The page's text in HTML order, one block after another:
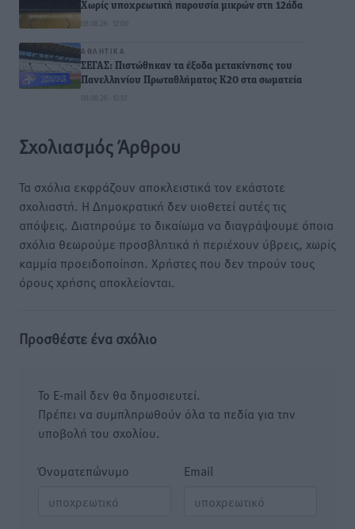
Χωρίς υποχρεωτική παρουσία μικρών στη 12άδα
08.08.26 · 12:00
ΑΘΛΗΤΙΚΆ
ΣΕΓΑΣ: Πιστώθηκαν τα έξοδα μετακίνησης του
Πανελληνίου Πρωταθλήματος Κ20 στα σωματεία
08.08.26 · 10:51
Σχολιασμός Άρθρου
Τα σχόλια εκφράζουν αποκλειστικά τον εκάστοτε
σχολιαστή. Η Δημοκρατική δεν υιοθετεί αυτές τις
απόψεις. Διατηρούμε το δικαίωμα να διαγράψουμε όποια
σχόλια θεωρούμε προσβλητικά ή περιέχουν ύβρεις, χωρίς
καμμία προειδοποίηση. Χρήστες που δεν τηρούν τους
όρους χρήσης αποκλείονται.
Προσθέστε ένα σχόλιο
Το E-mail δεν θα δημοσιευτεί.
Πρέπει να συμπληρωθούν όλα τα πεδία για την
υποβολή του σχολίου.
Όνοματεπώνυμο Email